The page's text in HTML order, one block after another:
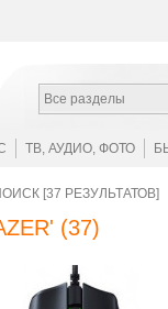
Все разделы
ТВ, АУДИО, ФОТО
[37 РЕЗУЛЬТАТОВ]
(37)